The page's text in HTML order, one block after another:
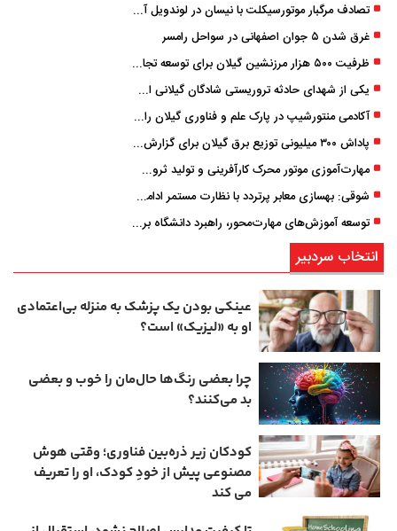
تصادف مرگبار موتورسیکلت با نیسان در لوندویل آستارا/ انتقال مصدوم با اورژانس هوایی به رشت
غرق شدن ۵ جوان اصفهانی در سواحل رامسر
ظرفیت ۵۰۰ هزار مرزنشین گیلان برای توسعه تجارت فعال می‌شود
یکی از شهدای حادثه تروریستی شادگان گیلانی است/ شهادت «سینا سیاه‌ نژاد» در درگیری با اشرار مسلح
آکادمی منتورشیپ در پارک علم و فناوری گیلان راه‌اندازی شد
پاداش ۳۰۰ میلیونی توزیع برق گیلان برای گزارش ماینرهای غیرمجاز
مهارت‌آموزی موتور محرک کارآفرینی و تولید ثروت است
شوقی: بهسازی معابر پرتردد با نظارت مستمر ادامه دارد
توسعه آموزش‌های مهارت‌محور، راهبرد دانشگاه برای تربیت نیروی متخصص است
انتخاب سردبیر
عینکی‌ بودن یک پزشک به منزله بی‌اعتمادی
او به «لیزیک» است؟
چرا بعضی رنگ‌ها حال‌مان را خوب و بعضی
بد می‌کنند؟
کودکان زیر ذره‌بین فناوری؛ وقتی هوش
مصنوعی پیش از خودِ کودک، او را تعریف
می ‌کند